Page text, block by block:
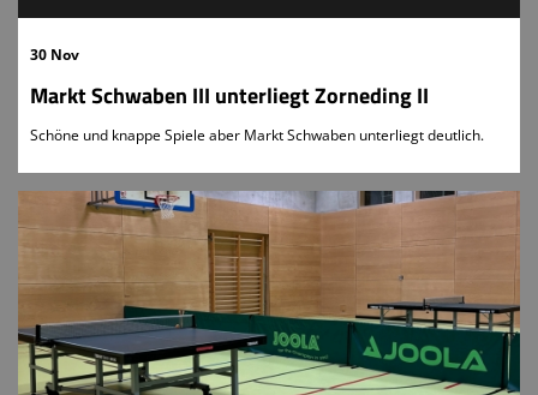
30 Nov
Markt Schwaben III unterliegt Zorneding II
Schöne und knappe Spiele aber Markt Schwaben unterliegt deutlich.